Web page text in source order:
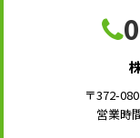
〒372-
営業時